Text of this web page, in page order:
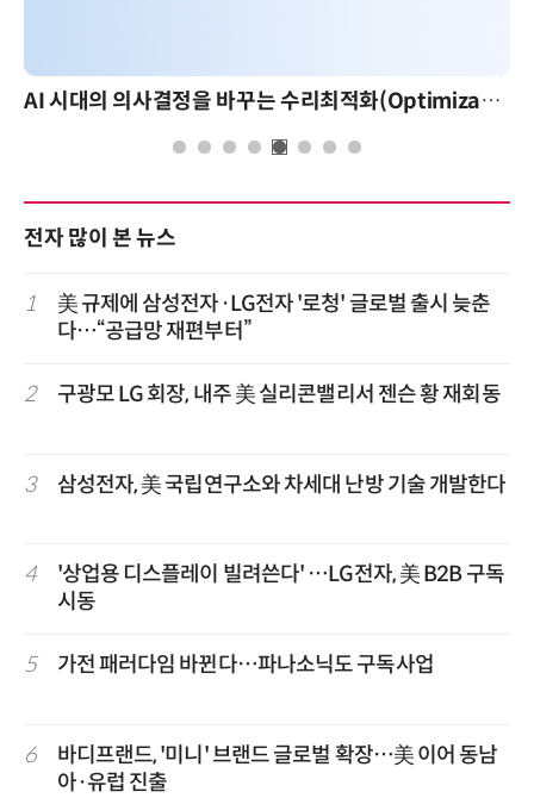
AI 시대의 의사결정을 바꾸는 수리최적화(Optimization): 실제 산업 적용 사례와 활용 전략
전자 많이 본 뉴스
1
美 규제에 삼성전자·LG전자 '로청' 글로벌 출시 늦춘
다…“공급망 재편부터”
2 구광모 LG 회장, 내주 美 실리콘밸리서 젠슨 황 재회동
3 삼성전자, 美 국립연구소와 차세대 난방 기술 개발한다
4
'상업용 디스플레이 빌려쓴다' …LG전자, 美 B2B 구독
시동
5 가전 패러다임 바뀐다…파나소닉도 구독사업
6
바디프랜드, '미니' 브랜드 글로벌 확장…美 이어 동남
아·유럽 진출